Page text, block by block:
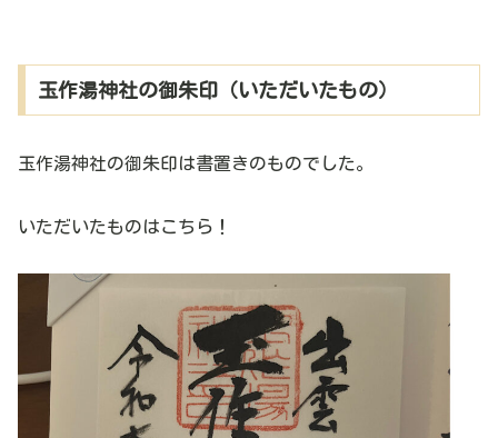
玉作湯神社の御朱印（いただいたもの）
玉作湯神社の御朱印は書置きのものでした。
いただいたものはこちら！